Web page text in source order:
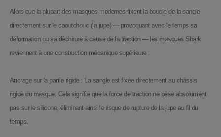
Alors que la plupart des masques modernes fixent la boucle de la sangle
directement sur le caoutchouc (la jupe) — provoquant avec le temps sa
déformation ou sa déchirure à cause de la traction — les masques Shark
reviennent à une construction mécanique supérieure :
Ancrage sur la partie rigide : La sangle est fixée directement au châssis
rigide du masque. Cela signifie que la force de traction ne pèse absolument
pas sur le silicone, éliminant ainsi le risque de rupture de la jupe au fil du
temps.